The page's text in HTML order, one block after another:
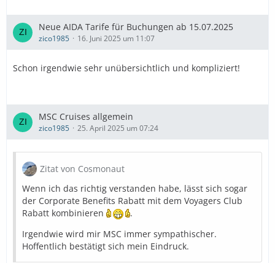
Neue AIDA Tarife für Buchungen ab 15.07.2025
zico1985 16. Juni 2025 um 11:07
Schon irgendwie sehr unübersichtlich und kompliziert!
MSC Cruises allgemein
zico1985 25. April 2025 um 07:24
Zitat von Cosmonaut
Wenn ich das richtig verstanden habe, lässt sich sogar
der Corporate Benefits Rabatt mit dem Voyagers Club
Rabatt kombinieren
.
Irgendwie wird mir MSC immer sympathischer.
Hoffentlich bestätigt sich mein Eindruck.